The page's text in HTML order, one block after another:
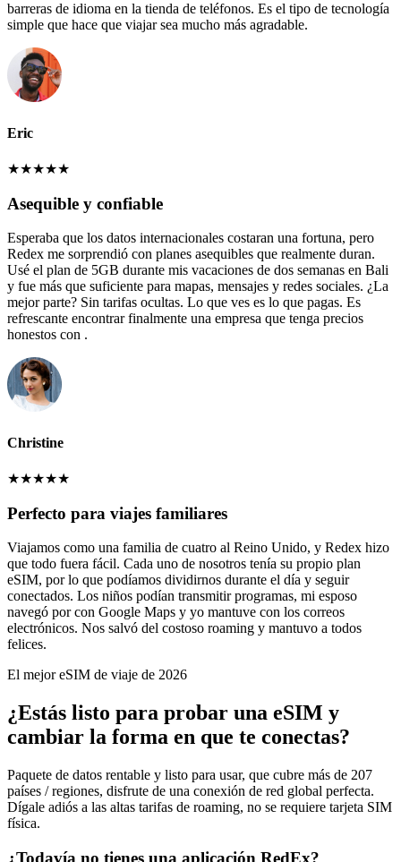
barreras de idioma en la tienda de teléfonos. Es el tipo de tecnología
simple que hace que viajar sea mucho más agradable.
Eric
★★★★★
Asequible y confiable
Esperaba que los datos internacionales costaran una fortuna, pero
Redex me sorprendió con planes asequibles que realmente duran.
Usé el plan de 5GB durante mis vacaciones de dos semanas en Bali
y fue más que suficiente para mapas, mensajes y redes sociales. ¿La
mejor parte? Sin tarifas ocultas. Lo que ves es lo que pagas. Es
refrescante encontrar finalmente una empresa que tenga precios
honestos con .
Christine
★★★★★
Perfecto para viajes familiares
Viajamos como una familia de cuatro al Reino Unido, y Redex hizo
que todo fuera fácil. Cada uno de nosotros tenía su propio plan
eSIM, por lo que podíamos dividirnos durante el día y seguir
conectados. Los niños podían transmitir programas, mi esposo
navegó por con Google Maps y yo mantuve con los correos
electrónicos. Nos salvó del costoso roaming y mantuvo a todos
felices.
El mejor eSIM de viaje de 2026
¿Estás listo para probar una eSIM y
cambiar la forma en que te conectas?
Paquete de datos rentable y listo para usar, que cubre más de 207
países / regiones, disfrute de una conexión de red global perfecta.
Dígale adiós a las altas tarifas de roaming, no se requiere tarjeta SIM
física.
¿Todavía no tienes una aplicación RedEx?